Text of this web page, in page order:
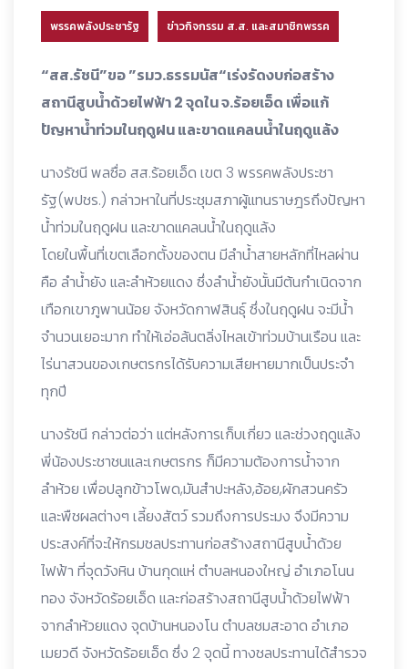
พรรคพลังประชารัฐ ข่าวกิจกรรม ส.ส. และสมาชิกพรรค
“สส.รัชนี”ขอ ”รมว.ธรรมนัส“เร่งรัดงบก่อสร้าง
สถานีสูบน้ำด้วยไฟฟ้า 2 จุดใน จ.ร้อยเอ็ด เพื่อแก้
ปัญหาน้ำท่วมในฤดูฝน และขาดแคลนน้ำในฤดูแล้ง
นางรัชนี พลซื่อ สส.ร้อยเอ็ด เขต 3 พรรคพลังประชา
รัฐ(พปชร.) กล่าวหาในที่ประชุมสภาผู้แทนราษฎรถึงปัญหา
น้ำท่วมในฤดูฝน และขาดแคลนน้ำในฤดูแล้ง
โดยในพื้นที่เขตเลือกตั้งของตน มีลำน้ำสายหลักที่ไหลผ่าน
คือ ลำน้ำยัง และลำห้วยแดง ซึ่งลำน้ำยังนั้นมีต้นกำเนิดจาก
เทือกเขาภูพานน้อย จังหวัดกาฬสินธุ์ ซึ่งในฤดูฝน จะมีน้ำ
จำนวนเยอะมาก ทำให้เอ่อล้นตลิ่งไหลเข้าท่วมบ้านเรือน และ
ไร่นาสวนของเกษตรกรได้รับความเสียหายมากเป็นประจำ
ทุกปี
นางรัชนี กล่าวต่อว่า แต่หลังการเก็บเกี่ยว และช่วงฤดูแล้ง
พี่น้องประชาชนและเกษตรกร ก็มีความต้องการน้ำจาก
ลำห้วย เพื่อปลูกข้าวโพด,มันสำปะหลัง,อ้อย,ผักสวนครัว
และพืชผลต่างๆ เลี้ยงสัตว์ รวมถึงการประมง จึงมีความ
ประสงค์ที่จะให้กรมชลประทานก่อสร้างสถานีสูบน้ำด้วย
ไฟฟ้า ที่จุดวังหิน บ้านกุดแห่ ตำบลหนองใหญ่ อำเภอโนน
ทอง จังหวัดร้อยเอ็ด และก่อสร้างสถานีสูบน้ำด้วยไฟฟ้า
จากลำห้วยแดง จุดบ้านหนองโน ตำบลชมสะอาด อำเภอ
เมยวดี จังหวัดร้อยเอ็ด ซึ่ง 2 จุดนี้ ทางชลประทานได้สำรวจ